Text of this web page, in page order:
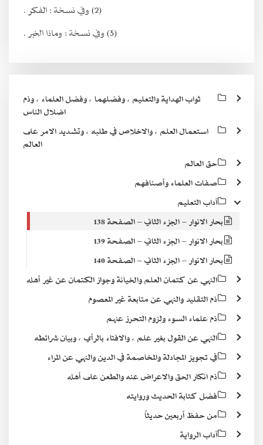
(2) وفي نسخة : الفكر .
(3) وفي نسخة : وماذا الخبر .
ثواب الهداية والتعليم ، وفضلهما ، وفضل العلماء ، وذم
اضلال الناس
استعمال العلم ، والاخلاص في طلبه ، وتشديد الامر على
العالم
حق العالم
صفات العلماء وأصنافهم
آداب التعليم
بحار الانوار – الجزء الثاني – الصفحة 138
بحار الانوار – الجزء الثاني – الصفحة 139
بحار الانوار – الجزء الثاني – الصفحة 140
النهي عن كتمان العلم والخيانة وجواز الكتمان عن غير أهله
ذم التقليد والنهي عن متابعة غير المعصوم
ذم علماء السوء ولزوم التحرز عنهم
النهي عن القول بغير علم ، والافتاء بالرأي ، وبيان شرائطه
في تجويز المجادلة والمخاصمة في الدين والنهي عن المراء
ذم انكار الحق والاعراض عنه والطعن على أهله
فضل كتابة الحديث وروايته
من حفظ أربعين حديثاً
آداب الرواية